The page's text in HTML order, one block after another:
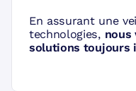
En assurant une
technologies, nous
solutions toujours